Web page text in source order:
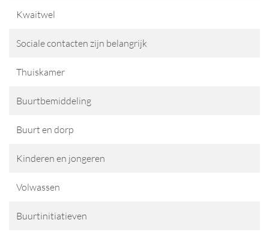
Kwaitwel
Sociale contacten zijn belangrijk
Thuiskamer
Buurtbemiddeling
Buurt en dorp
Kinderen en jongeren
Volwassen
Buurtinitiatieven